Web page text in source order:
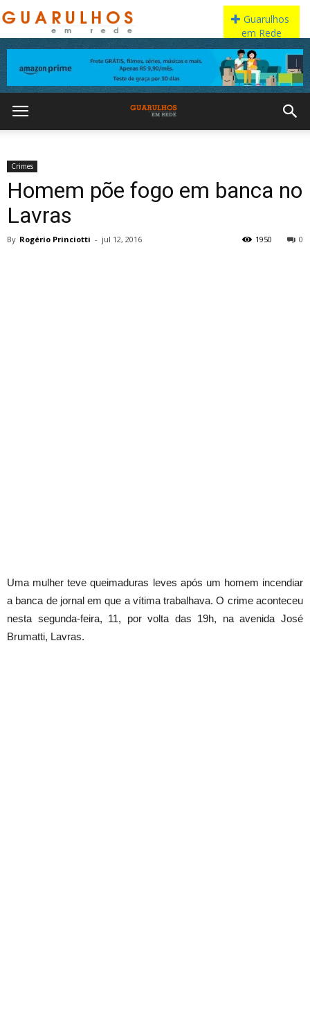
Crimes
Homem põe fogo em banca no
Lavras
By Rogério Princiotti - jul 12, 2016 0
1950
Uma mulher teve queimaduras leves após um homem incendiar
a banca de jornal em que a vítima trabalhava. O crime aconteceu
nesta segunda-feira, 11, por volta das 19h, na avenida José
Brumatti, Lavras.